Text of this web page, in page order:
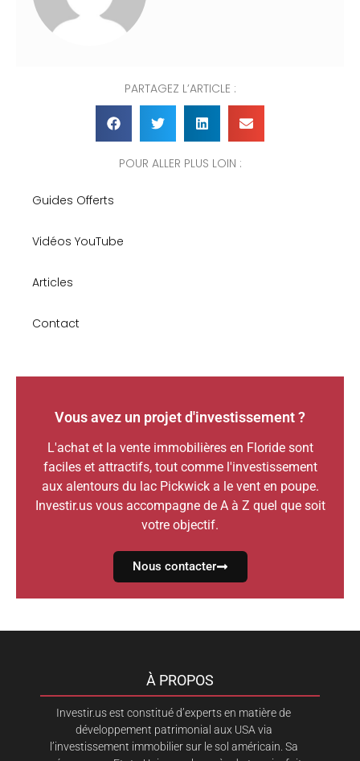
PARTAGEZ L’ARTICLE :
POUR ALLER PLUS LOIN :
Guides Offerts
Vidéos YouTube
Articles
Contact
Vous avez un projet d'investissement ?
L'achat et la vente immobilières en Floride sont
faciles et attractifs, tout comme l'investissement
aux alentours du lac Pickwick a le vent en poupe.
Investir.us vous accompagne de A à Z quel que soit
votre objectif.
Nous contacter
À PROPOS
Investir.us est constitué d’experts en matière de
développement patrimonial aux USA via
l’investissement immobilier sur le sol américain. Sa